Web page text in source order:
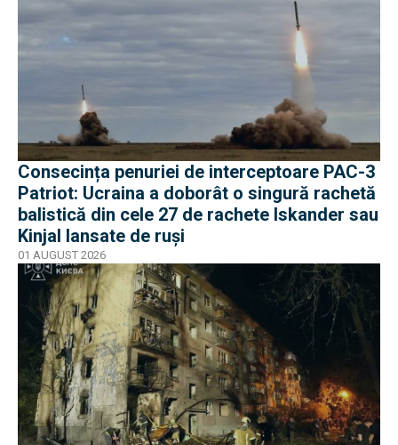
Consecința penuriei de interceptoare PAC-3
Patriot: Ucraina a doborât o singură rachetă
balistică din cele 27 de rachete Iskander sau
Kinjal lansate de ruși
01 AUGUST 2026